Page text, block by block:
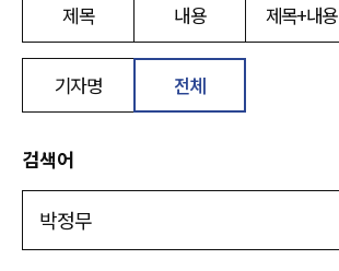
제목 내용 제목+내용
기자명 전체
검색어